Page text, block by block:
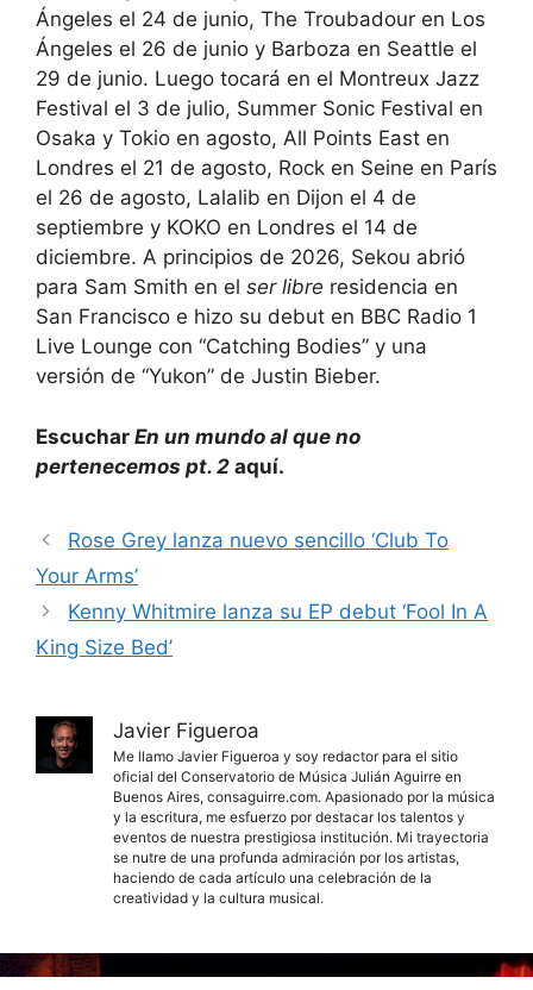
Ángeles el 24 de junio, The Troubadour en Los
Ángeles el 26 de junio y Barboza en Seattle el
29 de junio. Luego tocará en el Montreux Jazz
Festival el 3 de julio, Summer Sonic Festival en
Osaka y Tokio en agosto, All Points East en
Londres el 21 de agosto, Rock en Seine en París
el 26 de agosto, Lalalib en Dijon el 4 de
septiembre y KOKO en Londres el 14 de
diciembre. A principios de 2026, Sekou abrió
para Sam Smith en el ser libre residencia en
San Francisco e hizo su debut en BBC Radio 1
Live Lounge con “Catching Bodies” y una
versión de “Yukon” de Justin Bieber.
Escuchar En un mundo al que no
pertenecemos pt. 2 aquí.
Rose Grey lanza nuevo sencillo ‘Club To
Your Arms’
Kenny Whitmire lanza su EP debut ‘Fool In A
King Size Bed’
Javier Figueroa
Me llamo Javier Figueroa y soy redactor para el sitio
oficial del Conservatorio de Música Julián Aguirre en
Buenos Aires, consaguirre.com. Apasionado por la música
y la escritura, me esfuerzo por destacar los talentos y
eventos de nuestra prestigiosa institución. Mi trayectoria
se nutre de una profunda admiración por los artistas,
haciendo de cada artículo una celebración de la
creatividad y la cultura musical.